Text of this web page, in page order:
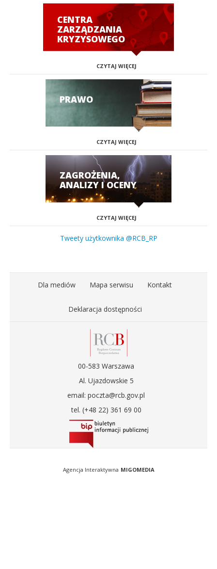
CENTRA
ZARZĄDZANIA
KRYZYSOWEGO
CZYTAJ WIĘCEJ
PRAWO
CZYTAJ WIĘCEJ
ZAGROŻENIA,
ANALIZY I OCENY
CZYTAJ WIĘCEJ
Tweety użytkownika @RCB_RP
Dla mediów Mapa serwisu Kontakt
Deklaracja dostępności
00-583 Warszawa
Al. Ujazdowskie 5
email: poczta@rcb.gov.pl
tel. (+48 22) 361 69 00
Agencja Interaktywna MIGOMEDIA